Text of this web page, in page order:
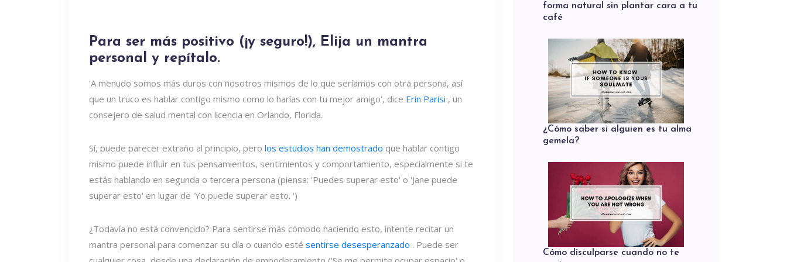
Para ser más positivo (¡y seguro!), Elija un mantra
personal y repítalo.
'A menudo somos más duros con nosotros mismos de lo que seríamos con otra persona, así
que un truco es hablar contigo mismo como lo harías con tu mejor amigo', dice Erin Parisi , un
consejero de salud mental con licencia en Orlando, Florida.
Sí, puede parecer extraño al principio, pero los estudios han demostrado que hablar contigo
mismo puede influir en tus pensamientos, sentimientos y comportamiento, especialmente si te
estás hablando en segunda o tercera persona (piensa: 'Puedes superar esto' o 'Jane puede
superar esto' en lugar de 'Yo puede superar esto. ')
¿Todavía no está convencido? Para sentirse más cómodo haciendo esto, intente recitar un
mantra personal para comenzar su día o cuando esté sentirse desesperanzado . Puede ser
forma natural sin plantar cara a tu
café
¿Cómo saber si alguien es tu alma
gemela?
Cómo disculparse cuando no te